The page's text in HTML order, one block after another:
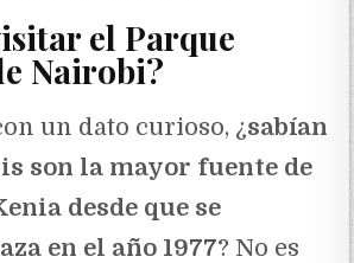
el Parque
Nairobi?
un dato curioso, ¿sabían
son la mayor fuente de
desde que se
en el año 1977? No es